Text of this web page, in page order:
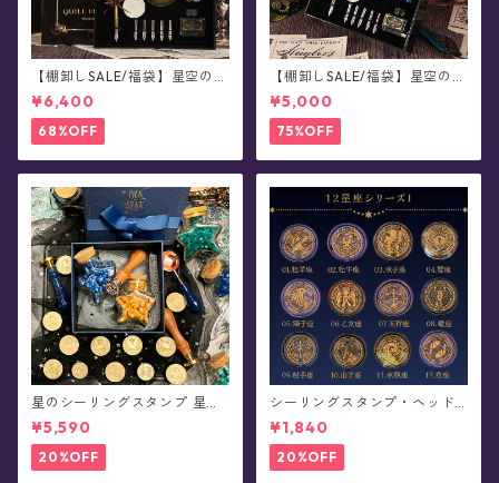
【棚卸しSALE/福袋】星空の羽
根ペン・色が選べる《BLIND S
TAR》
¥6,400
68%OFF
【棚卸しSALE/福袋】星空の羽
根ペン・ランダム《BLIND ST
AR》
¥5,000
75%OFF
星のシーリングスタンプ 星粒
ワックス スターターセット・
ギフトボックス (全96柄)
¥5,590
20%OFF
シーリングスタンプ・ヘッド
《12星座シリーズI・魔導印》
¥1,840
20%OFF